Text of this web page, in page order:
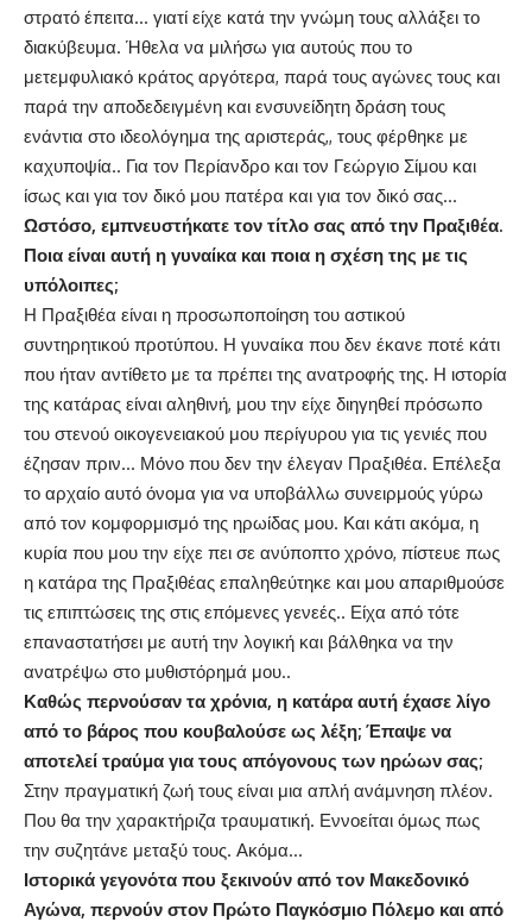
στρατό έπειτα… γιατί είχε κατά την γνώμη τους αλλάξει το
διακύβευμα. Ήθελα να μιλήσω για αυτούς που το
μετεμφυλιακό κράτος αργότερα, παρά τους αγώνες τους και
παρά την αποδεδειγμένη και ενσυνείδητη δράση τους
ενάντια στο ιδεολόγημα της αριστεράς,, τους φέρθηκε με
καχυποψία.. Για τον Περίανδρο και τον Γεώργιο Σίμου και
ίσως και για τον δικό μου πατέρα και για τον δικό σας…
Ωστόσο, εμπνευστήκατε τον τίτλο σας από την Πραξιθέα.
Ποια είναι αυτή η γυναίκα και ποια η σχέση της με τις
υπόλοιπες;
Η Πραξιθέα είναι η προσωποποίηση του αστικού
συντηρητικού προτύπου. Η γυναίκα που δεν έκανε ποτέ κάτι
που ήταν αντίθετο με τα πρέπει της ανατροφής της. Η ιστορία
της κατάρας είναι αληθινή, μου την είχε διηγηθεί πρόσωπο
του στενού οικογενειακού μου περίγυρου για τις γενιές που
έζησαν πριν… Μόνο που δεν την έλεγαν Πραξιθέα. Επέλεξα
το αρχαίο αυτό όνομα για να υποβάλλω συνειρμούς γύρω
από τον κομφορμισμό της ηρωίδας μου. Και κάτι ακόμα, η
κυρία που μου την είχε πει σε ανύποπτο χρόνο, πίστευε πως
η κατάρα της Πραξιθέας επαληθεύτηκε και μου απαριθμούσε
τις επιπτώσεις της στις επόμενες γενεές.. Είχα από τότε
επαναστατήσει με αυτή την λογική και βάλθηκα να την
ανατρέψω στο μυθιστόρημά μου..
Καθώς περνούσαν τα χρόνια, η κατάρα αυτή έχασε λίγο
από το βάρος που κουβαλούσε ως λέξη; Έπαψε να
αποτελεί τραύμα για τους απόγονους των ηρώων σας;
Στην πραγματική ζωή τους είναι μια απλή ανάμνηση πλέον.
Που θα την χαρακτήριζα τραυματική. Εννοείται όμως πως
την συζητάνε μεταξύ τους. Ακόμα…
Ιστορικά γεγονότα που ξεκινούν από τον Μακεδονικό
Αγώνα, περνούν στον Πρώτο Παγκόσμιο Πόλεμο και από